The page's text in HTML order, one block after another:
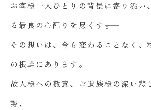
お客様一人ひとりの背景に寄り添い
る最良の心配りを尽くす――。
その想いは、今も変わることなく、
の根幹にあります。
故人様への敬意、ご遺族様の深い悲
勢、